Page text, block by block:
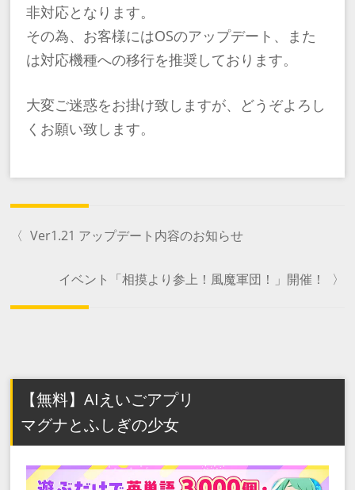
非対応となります。
その為、お客様にはOSのアップデート、また
は対応機種への移行を推奨しております。
大変ご迷惑をお掛け致しますが、どうぞよろし
くお願い致します。
〈 Ver1.21 アップデート内容のお知らせ
イベント「相摸より参上！風魔軍団！」開催！ 〉
【無料】AIえいごアプリ
マグナとふしぎの少女